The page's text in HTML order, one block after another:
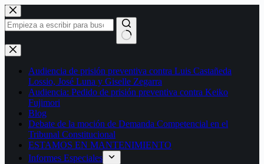
Saltar
al
contenido
Sin
resultados
Audiencia de prisión preventiva contra Luis Castañeda
Lossio, José Luna y Giselle Zegarra
Audiencia: Pedido de prisión preventiva contra Keiko
Fujimori
Blog
Debate de la moción de Demanda Competencial en el
Tribunal Constitucional
ESTAMOS EN MANTENIMIENTO
Informes Especiales